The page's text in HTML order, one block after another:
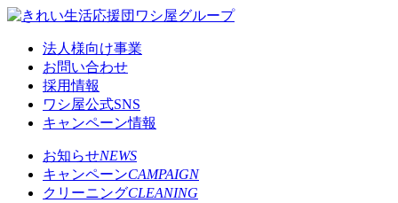
法人様向け事業
お問い合わせ
採用情報
ワシ屋公式SNS
キャンペーン情報
お知らせNEWS
キャンペーンCAMPAIGN
クリーニングCLEANING